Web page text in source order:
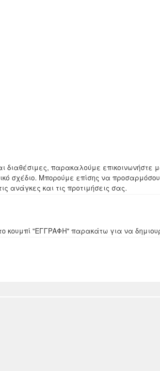
διαθέσιμες, παρακαλούμε
σχέδιο. Μπορούμε επίσης να
ανάγκες και τις προτιμήσεις σας.
κουμπί "ΕΓΓΡΑΦΗ" παρακάτω για να